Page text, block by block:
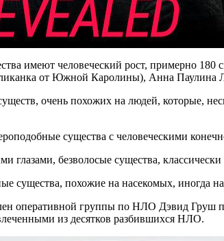
имеют человеческий рост, примерно
от Южной Каролины), Анна Паулина
очень похожих на людей, которые,
существа с человеческими
безволосые существа,
существа, похожие на насекомых, иногда
оперативной группы по НЛО Дэвид Груш
из десятков разбившихся НЛО.